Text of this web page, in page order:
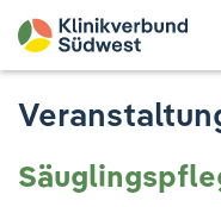
Kliniken & Experten
Ihr Aufenthalt